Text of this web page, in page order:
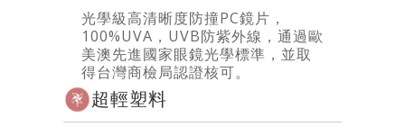
光學級高清晰度防撞PC鏡片，
100%UVA，UVB防紫外線，通過歐
美澳先進國家眼鏡光學標準，並取
得台灣商檢局認證核可。
超輕塑料